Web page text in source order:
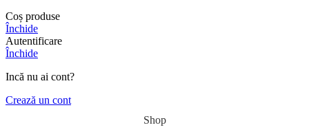
Coș produse
Închide
Autentificare
Închide
Incă nu ai cont?
Crează un cont
Shop